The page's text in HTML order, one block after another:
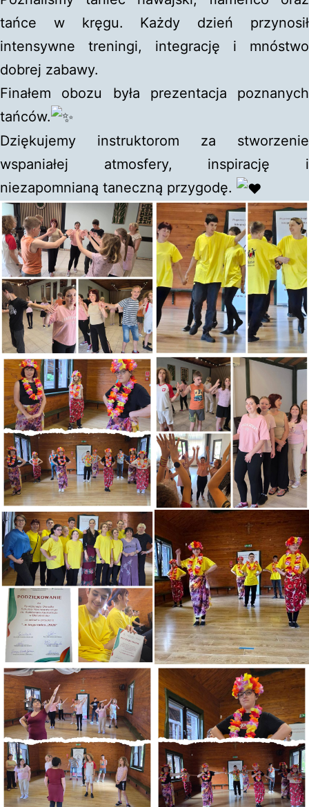
tańce w kręgu. Każdy dzień przynosił
intensywne treningi, integrację i mnóstwo
dobrej zabawy.
Finałem obozu była prezentacja poznanych
tańców.
Dziękujemy instruktorom za stworzenie
wspaniałej atmosfery, inspirację i
niezapomnianą taneczną przygodę.